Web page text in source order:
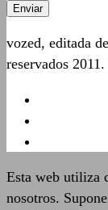
vozed, editada
reservados
Esta web utiliza
nosotros.